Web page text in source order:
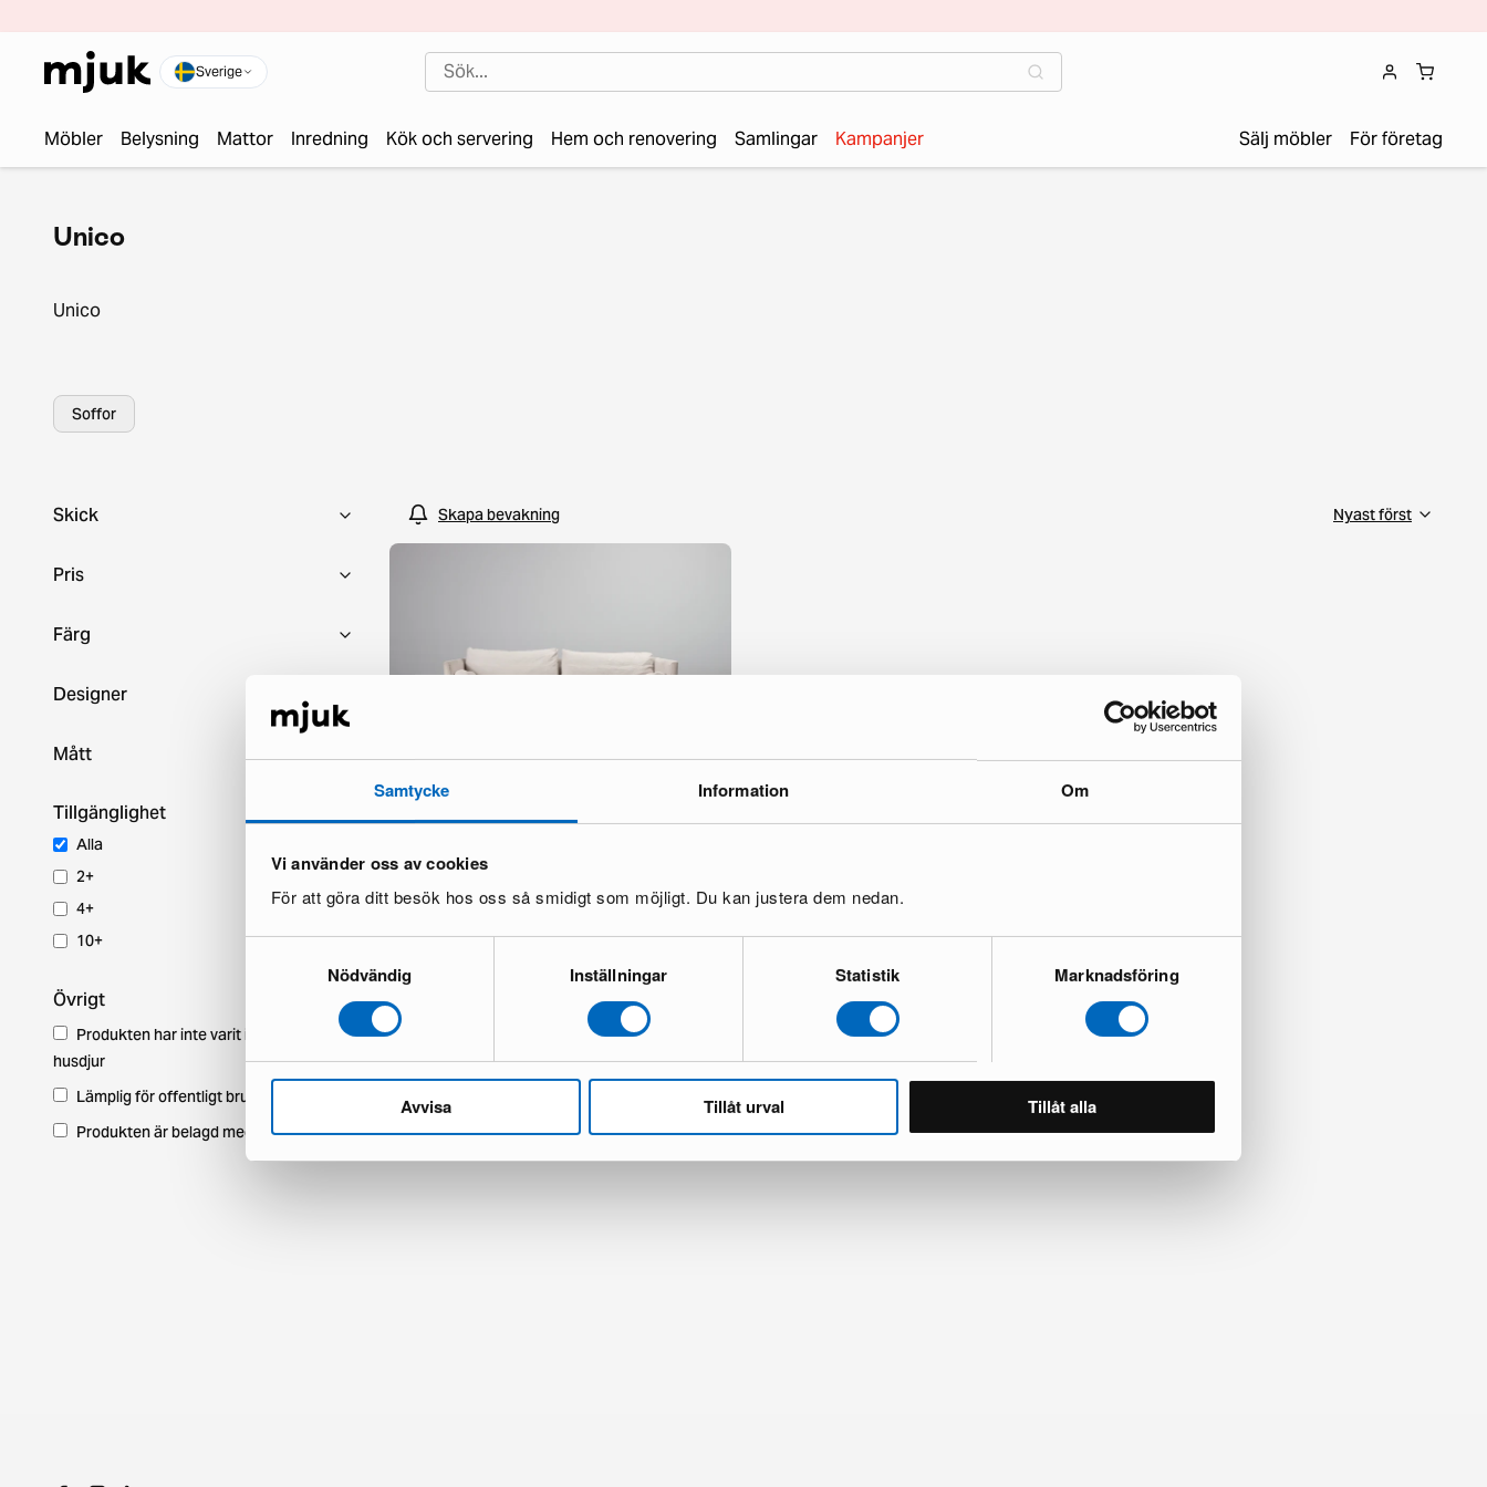
Samtycke Information Om
Vi använder oss av cookies
För att göra ditt besök hos oss så smidigt som möjligt. Du kan justera dem nedan.
Nödvändig Inställningar Statistik Marknadsföring
Avvisa Tillåt urval Tillåt alla
Sverige
Möbler Belysning Mattor Inredning Kök och servering Hem och renovering Samlingar Kampanjer Sälj möbler För företag
Unico
Unico
Soffor
Skick
Pris
Färg
Designer
Mått
Tillgänglighet
Alla
2+
4+
10+
Övrigt
Produkten har inte varit i ett hem med
husdjur
Lämplig för offentligt bruk
Produkten är belagd med moms
Skapa bevakning
1 i lager ·
799 € 1 900 €
Alla produkter laddade